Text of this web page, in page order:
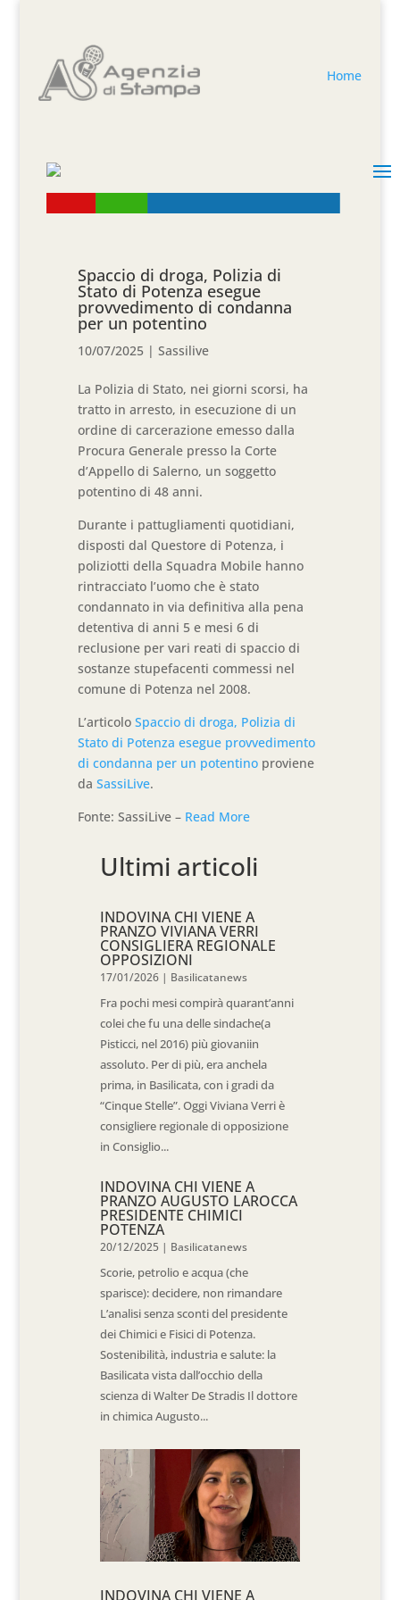
Home
Spaccio di droga, Polizia di
Stato di Potenza esegue
provvedimento di condanna
per un potentino
10/07/2025 |Sassilive
La Polizia di Stato, nei giorni scorsi, ha
tratto in arresto, in esecuzione di un
ordine di carcerazione emesso dalla
Procura Generale presso la Corte
d’Appello di Salerno, un soggetto
potentino di 48 anni.
Durante i pattugliamenti quotidiani,
disposti dal Questore di Potenza, i
poliziotti della Squadra Mobile hanno
rintracciato l’uomo che è stato
condannato in via definitiva alla pena
detentiva di anni 5 e mesi 6 di
reclusione per vari reati di spaccio di
sostanze stupefacenti commessi nel
comune di Potenza nel 2008.
L’articoloSpaccio di droga, Polizia di
Stato di Potenza esegue provvedimento
di condanna per un potentino proviene
daSassiLive.
Fonte: SassiLive – Read More
Ultimi articoli
INDOVINA CHI VIENE A
PRANZO VIVIANA VERRI
CONSIGLIERA REGIONALE
OPPOSIZIONI
17/01/2026 | Basilicatanews
Fra pochi mesi compirà quarant’anni
colei che fu una delle sindache(a
Pisticci, nel 2016) più giovaniin
assoluto. Per di più, era anchela
prima, in Basilicata, con i gradi da
“Cinque Stelle”. Oggi Viviana Verri è
consigliere regionale di opposizione
in Consiglio...
INDOVINA CHI VIENE A
PRANZO AUGUSTO LAROCCA
PRESIDENTE CHIMICI
POTENZA
20/12/2025 | Basilicatanews
Scorie, petrolio e acqua (che
sparisce): decidere, non rimandare
L’analisi senza sconti del presidente
dei Chimici e Fisici di Potenza.
Sostenibilità, industria e salute: la
Basilicata vista dall’occhio della
scienza di Walter De Stradis Il dottore
in chimica Augusto...
INDOVINA CHI VIENE A